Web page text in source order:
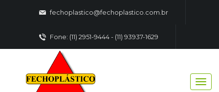
fechoplastico@fechoplastico.com.br
Fone: (11) 2951-9444 - (11) 93937-1629